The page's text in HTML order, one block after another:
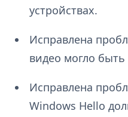
устройствах.
Исправлена
видео могло быть
Исправлена
Windows Hello